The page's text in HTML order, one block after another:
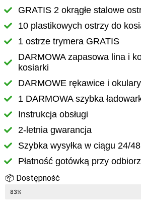
GRATIS 2 okrągłe stalowe
10 plastikowych ostrzy do
1 ostrze trymera GRATIS
DARMOWA zapasowa lina i
kosiarki
DARMOWE rękawice i okulary
1 DARMOWA szybka
Instrukcja obsługi
2-letnia gwarancja
Szybka wysyłka w ciągu 24/
Płatność gotówką przy
📦 Dostępność
OSTATNIE 8 SZTUK W MAGAZYNIE
83%